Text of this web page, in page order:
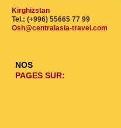
Kirghizstan
Tel.: (+996) 55665 77 99
Osh@centralasia-travel.com
NOS
PAGES SUR: